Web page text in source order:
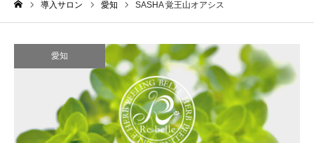
導入サロン 愛知 SASHA 覚王山オアシス
愛知